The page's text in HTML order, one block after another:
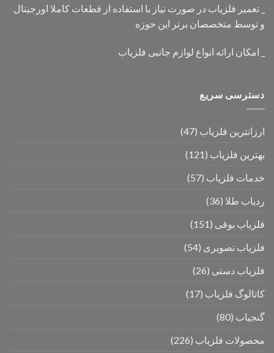
_ تعمیر فلزیاب در صورت نیاز با استفاده از قطعات کاملا اورجینال
و توسط متخصصان برتر این حوزه
_ امکان ارائه انواع لوازم جانبی فلزیاب
دسترسی سریع
ارزانترین فلزیاب (47)
بهترین فلزیاب (121)
خدمات فلزیاب (57)
ردیاب طلا (36)
فلزیاب بوقی (151)
فلزیاب تصویری (54)
فلزیاب دستی (26)
کاتالوگ فلزیاب (17)
گنجیاب (80)
محصولات فلزیاب (226)